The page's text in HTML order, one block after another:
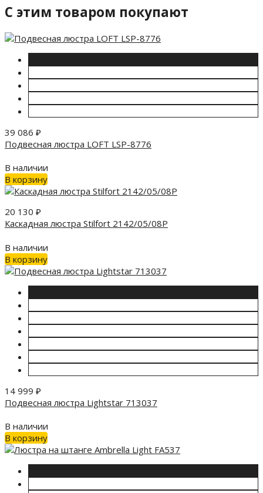
C этим товаром покупают
39 086 ₽
Подвесная люстра LOFT LSP-8776
В наличии
В корзину
20 130 ₽
Каскадная люстра Stilfort 2142/05/08P
В наличии
В корзину
14 999 ₽
Подвесная люстра Lightstar 713037
В наличии
В корзину